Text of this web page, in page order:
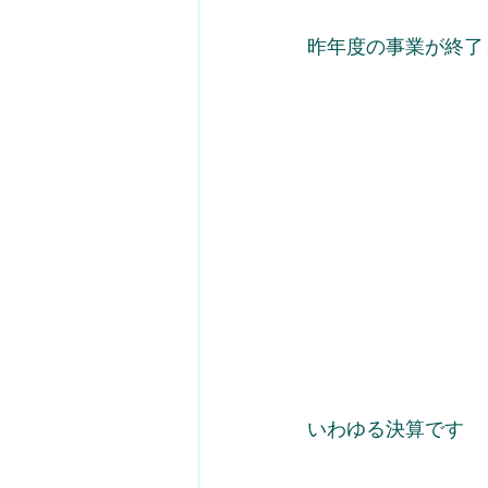
昨年度の事業が終
いわゆる決算です